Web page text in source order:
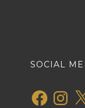
SOCIAL
Facebook X